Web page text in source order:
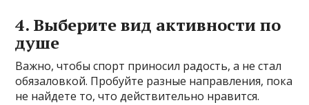
4. Выберите вид активности по
душе
Важно, чтобы спорт приносил радость, а не стал
обязаловкой. Пробуйте разные направления, пока
не найдете то, что действительно нравится.